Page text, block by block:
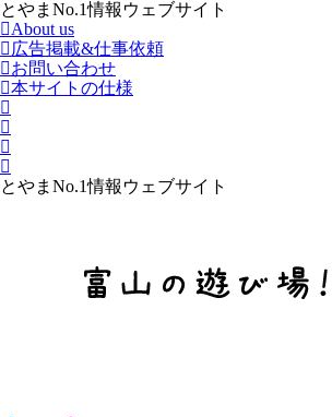
とやまNo.1情報ウェブサイト
About us
広告掲載&仕事依頼
お問い合わせ
本サイトの仕様
とやまNo.1情報ウェブサイト